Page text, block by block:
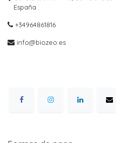
España
+34964861816
info@biozeo.es